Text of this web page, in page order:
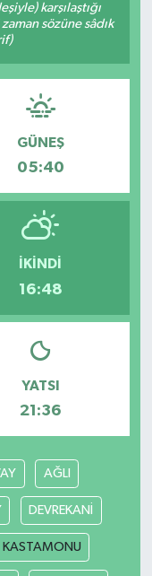
karşılaştığı
sözüne sâdık
GÜNEŞ
05:40
İKINDI
16:48
YATSI
21:36
AĞLI
DEVREKANİ
KASTAMONU